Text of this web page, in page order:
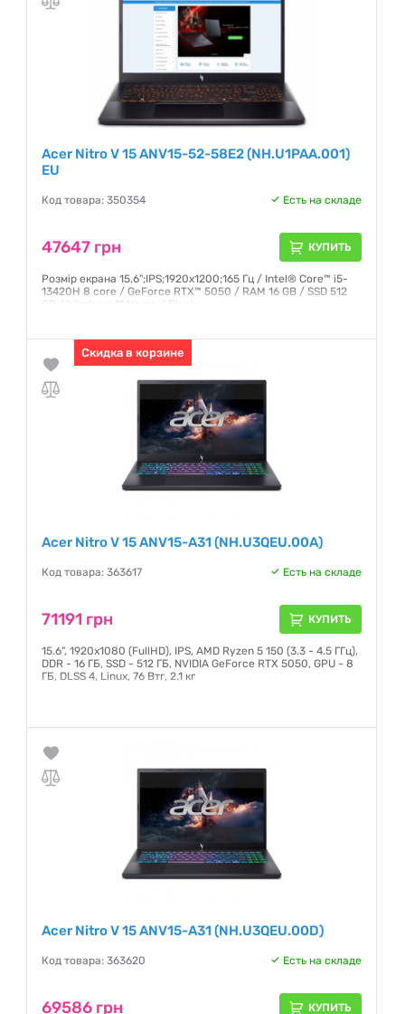
Acer Nitro V 15 ANV15-52-58E2 (NH.U1PAA.001)
EU
Код товара: 350354 Есть на складе
47647 грн КУПИТЬ
Розмір екрана 15,6";IPS;1920x1200;165 Гц / Intel® Core™ i5-
13420H 8 core / GeForce RTX™ 5050 / RAM 16 GB / SSD 512
GB / Windows 11 Home / Black
Скидка в корзине
Acer Nitro V 15 ANV15-A31 (NH.U3QEU.00A)
Код товара: 363617 Есть на складе
71191 грн КУПИТЬ
15.6", 1920х1080 (FullHD), IPS, AMD Ryzen 5 150 (3.3 - 4.5 ГГц),
DDR - 16 ГБ, SSD - 512 ГБ, NVIDIA GeForce RTX 5050, GPU - 8
ГБ, DLSS 4, Linux, 76 Втг, 2.1 кг
Acer Nitro V 15 ANV15-A31 (NH.U3QEU.00D)
Код товара: 363620 Есть на складе
69586 грн КУПИТЬ